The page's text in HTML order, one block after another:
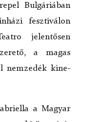
Bulgáriában
fesztiválon
jelentősen
a magas
nemzedék kine­
a Magyar